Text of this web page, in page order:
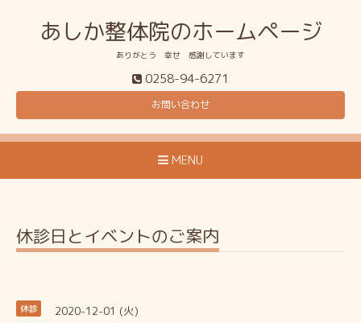
あしか整体院のホームページ
ありがとう 幸せ 感謝しています
0258-94-6271
お問い合わせ
MENU
休診日とイベントのご案内
休診 2020-12-01 (火)